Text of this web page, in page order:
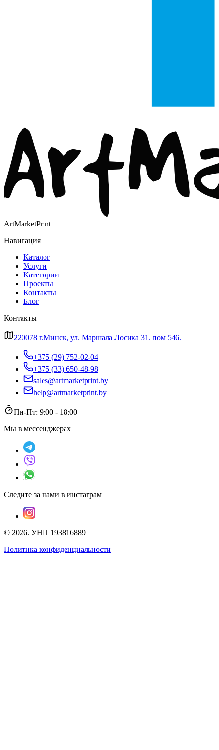
ArtMarketPrint
Навигация
Каталог
Услуги
Категории
Проекты
Контакты
Блог
Контакты
220078 г.Минск, ул. Маршала Лосика 31. пом 546.
+375 (29) 752-02-04
+375 (33) 650-48-98
sales@artmarketprint.by
help@artmarketprint.by
Пн-Пт: 9:00 - 18:00
Мы в мессенджерах
Следите за нами в инстаграм
© 2026. УНП 193816889
Политика конфиденциальности